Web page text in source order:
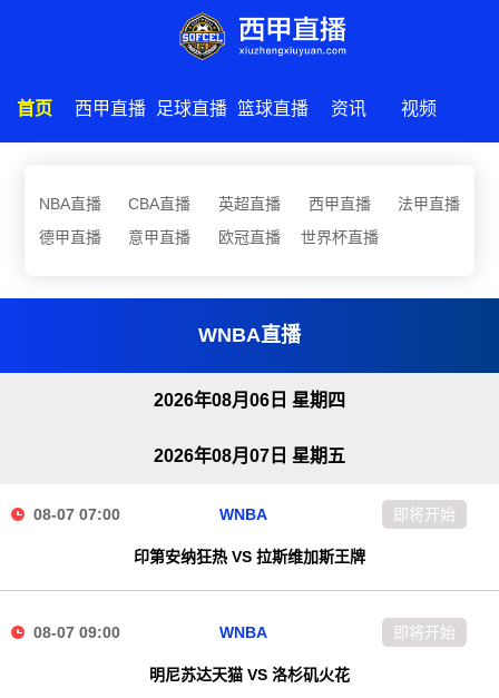
首页 西甲直播 足球直播 篮球直播 资讯 视频
NBA直播 CBA直播 英超直播 西甲直播
法甲直播
德甲直播
意甲直播 欧冠直播 世界杯直播
WNBA直播
2026年08月06日 星期四
2026年08月07日 星期五
08-07 07:00 WNBA
印第安纳狂热 VS 拉斯维加斯王牌
即将开始
08-07 09:00 WNBA
明尼苏达天猫 VS 洛杉矶火花
即将开始